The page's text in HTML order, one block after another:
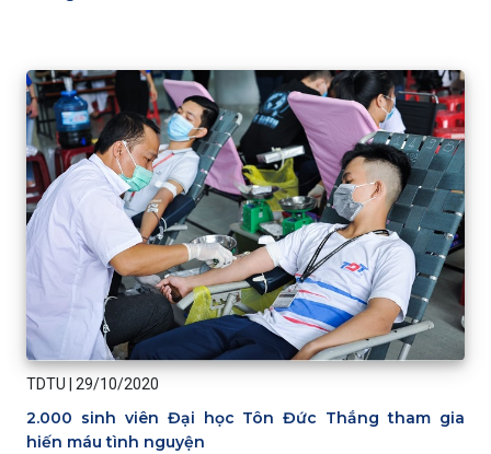
TDTU 29/10/2020
2.000 sinh viên Đại học Tôn Đức Thắng tham gia
hiến máu tình nguyện